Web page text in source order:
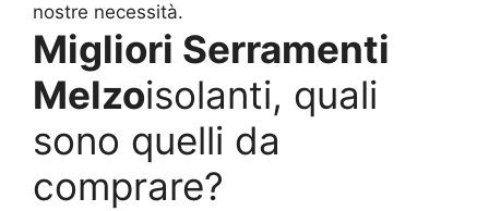
nostre necessità.
Migliori Serramenti
Melzoisolanti, quali
sono quelli da
comprare?